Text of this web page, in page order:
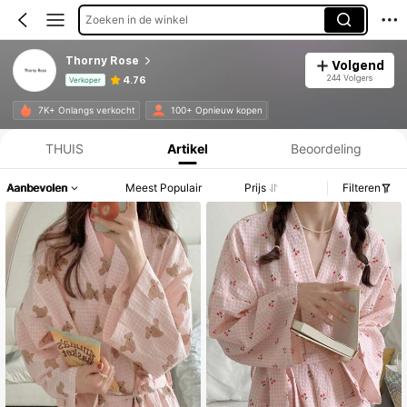
Zoeken in de winkel
Thorny Rose
Verkoper 4.76
Volgend
244 Volgers
7K+ Onlangs verkocht 100+ Opnieuw kopen
Productinformatie: Prijsopenbaring, Verkoop- en Voorraadgegevens.
THUIS Artikel Beoordeling
Aanbevolen Meest Populair Prijs Filteren